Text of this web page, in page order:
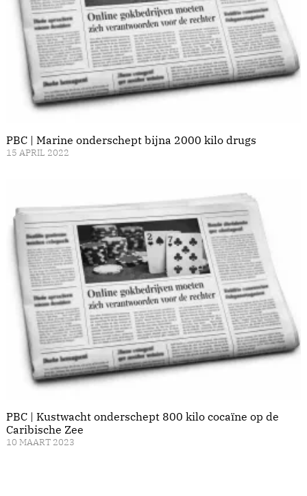
PBC | Marine onderschept bijna 2000 kilo drugs
15 APRIL 2022
PBC | Kustwacht onderschept 800 kilo cocaïne op de
Caribische Zee
10 MAART 2023